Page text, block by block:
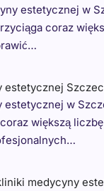
estetycznej w
coraz
estetycznej
estetycznej w
większą
medycyny